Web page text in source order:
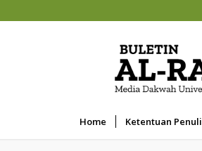
Home Ketentuan